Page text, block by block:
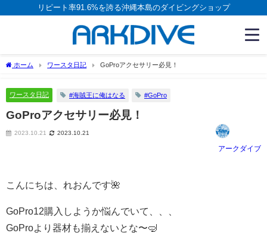
リピート率91.6%を誇る沖縄本島のダイビングショップ
ホーム ワースタ日記 GoProアクセサリー必見！
ワースタ日記 #海賊王に俺はなる #GoPro
GoProアクセサリー必見！
2023.10.21 2023.10.21
アークダイブ
こんにちは、れおんです🌺
GoPro12購入しようか悩んでいて、、、
GoProより器材も揃えないとな〜🤿